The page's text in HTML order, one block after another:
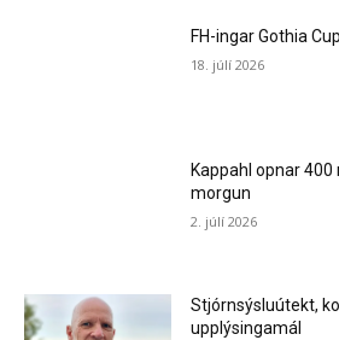
FH-ingar Gothia
18. júlí 2026
Kappahl opnar 400
morgun
2. júlí 2026
Stjórnsýsluútekt,
upplýsingamál